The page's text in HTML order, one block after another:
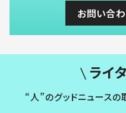
お問い合
ライ
“人”のグッドニュースの